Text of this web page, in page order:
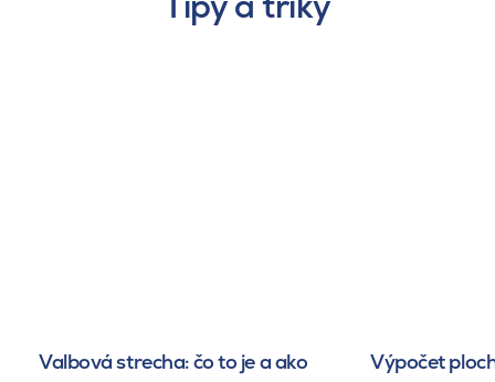
Valbová strecha: čo to je a ako
Výpočet